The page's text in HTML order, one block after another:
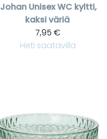
Johan Unisex WC kyltti,
kaksi väriä
7,95 €
Heti saatavilla